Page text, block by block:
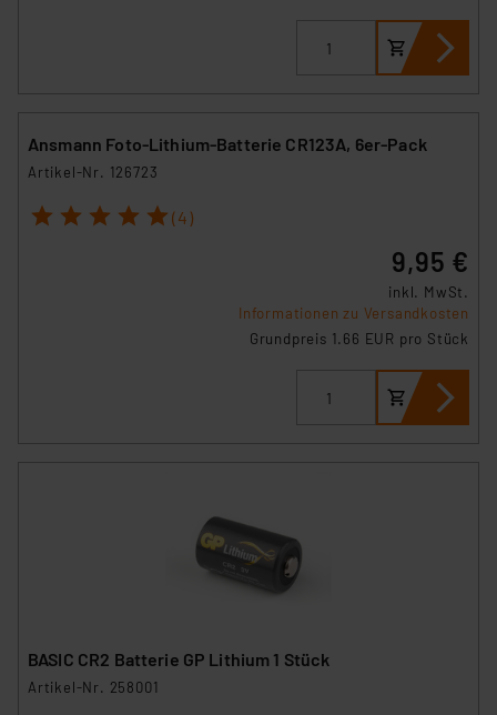
Ansmann Foto-Lithium-Batterie CR123A, 6er-Pack
Artikel-Nr. 126723
1 2 3 4 5 (4)
9,95 €
inkl. MwSt.
Informationen zu Versandkosten
Grundpreis 1.66 EUR pro Stück
BASIC CR2 Batterie GP Lithium 1 Stück
Artikel-Nr. 258001